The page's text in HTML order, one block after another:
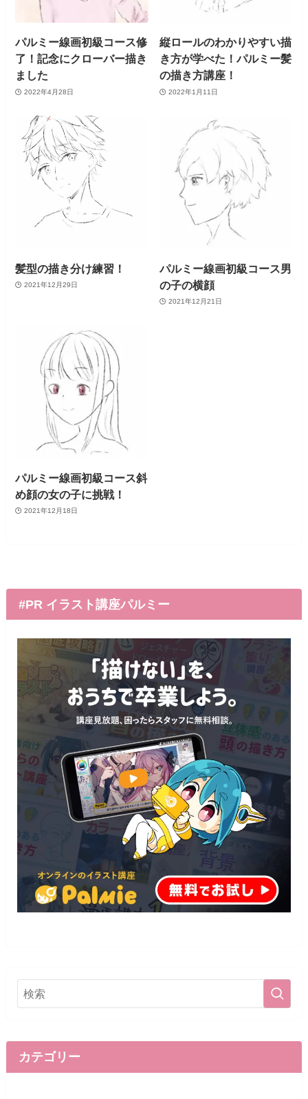
パルミー線画初級コース修
了！記念にクローバー描き
ました
2022年4月28日
縦ロールのわかりやすい描
き方が学べた！パルミー髪
の描き方講座！
2022年1月11日
髪型の描き分け練習！
2021年12月29日
パルミー線画初級コース男
の子の横顔
2021年12月21日
パルミー線画初級コース斜
め顔の女の子に挑戦！
2021年12月18日
#PR イラスト講座パルミー
カテゴリー